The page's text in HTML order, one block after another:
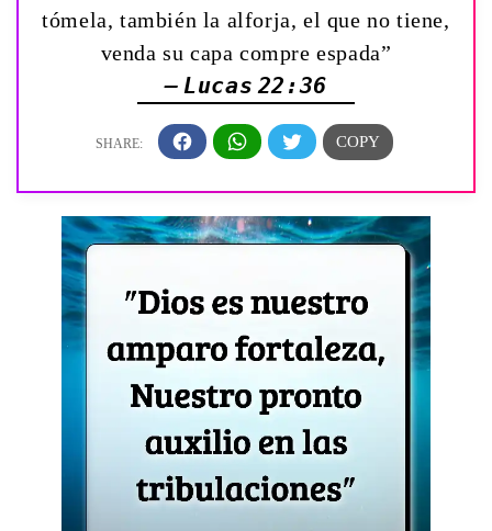
tómela, también la alforja, el que no tiene,
venda su capa compre espada”
— Lucas 22:36